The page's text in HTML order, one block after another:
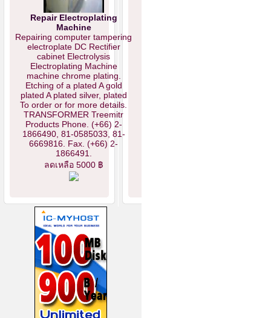
Repair Electroplating
Machine
Repairing computer tampering
electroplate DC Rectifier
cabinet Electrolysis
Electroplating Machine
machine chrome plating.
Etching of a plated A gold
plated A plated silver, plated
To order or for more details.
TRANSFORMER Treemitr
Products Phone. (+66) 2-
1866490, 81-0585033, 81-
6669816. Fax. (+66) 2-
1866491.
ลดเหลือ 5000 ฿